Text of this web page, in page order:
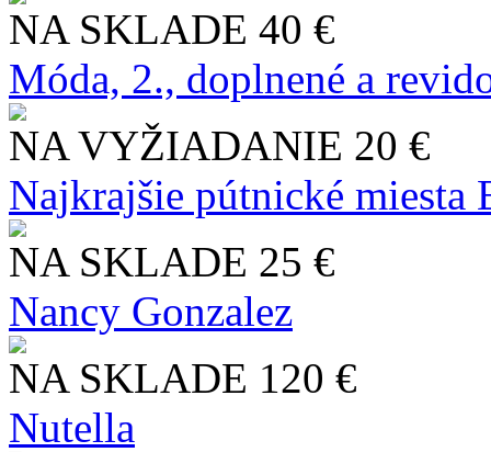
NA SKLADE 40 €
Móda, 2., doplnené a
NA VYŽIADANIE 20 €
Najkrajšie pútnické miesta
NA SKLADE 25 €
Nancy Gonzalez
NA SKLADE 120 €
Nutella